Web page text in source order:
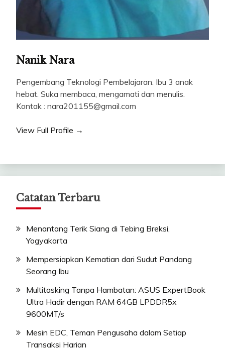
Nanik Nara
Pengembang Teknologi Pembelajaran. Ibu 3 anak
hebat. Suka membaca, mengamati dan menulis.
Kontak : nara201155@gmail.com
View Full Profile →
Catatan Terbaru
Menantang Terik Siang di Tebing Breksi,
Yogyakarta
Mempersiapkan Kematian dari Sudut Pandang
Seorang Ibu
Multitasking Tanpa Hambatan: ASUS ExpertBook
Ultra Hadir dengan RAM 64GB LPDDR5x
9600MT/s
Mesin EDC, Teman Pengusaha dalam Setiap
Transaksi Harian